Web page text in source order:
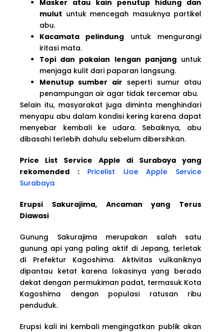
Masker atau kain penutup hidung dan
mulut untuk mencegah masuknya partikel
abu.
Kacamata pelindung untuk mengurangi
iritasi mata.
Topi dan pakaian lengan panjanguntuk
menjaga kulit dari paparan langsung.
Menutup sumber air seperti sumur atau
penampungan air agar tidak tercemar abu.
Selain itu, masyarakat juga diminta menghindari
menyapu abu dalam kondisi kering karena dapat
menyebar kembali ke udara. Sebaiknya, abu
dibasahi terlebih dahulu sebelum dibersihkan.
Price List Service Apple di Surabaya yang
rekomended :
Pricelist iJoe Apple Service
Surabaya
Erupsi Sakurajima, Ancaman yang Terus
Diawasi
Gunung Sakurajima merupakan salah satu
gunung api yang paling aktif di Jepang, terletak
di Prefektur Kagoshima. Aktivitas vulkaniknya
dipantau ketat karena lokasinya yang berada
dekat dengan permukiman padat, termasuk Kota
Kagoshima dengan populasi ratusan ribu
penduduk.
Erupsi kali ini kembali mengingatkan publik akan